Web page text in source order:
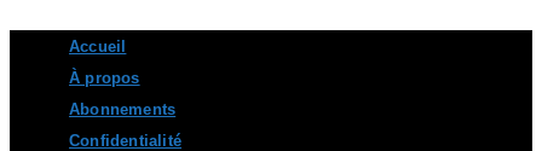
content
Accueil
À propos
Abonnements
Confidentialité